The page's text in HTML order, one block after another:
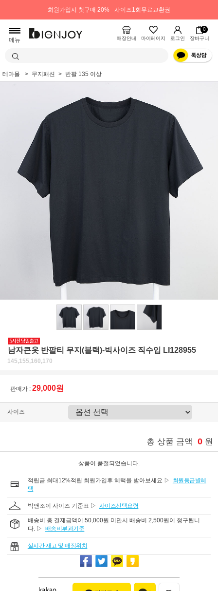
회원가입시 첫구매 20% 사이즈1회무료교환권
메뉴 매장안내 마이페이지 로그인
0
장바구니
테마몰 무지패션 반팔 135 이상
남자큰옷 반팔티 무지(블랙)-빅사이즈 직수입 LI128955
145,155,160,170
판매가 : 29,000원
사이즈
총 상품 금액 0 원
상품이 품절되었습니다.
적립금 최대12%적립 회원가입후 혜택을 받아보세요 ▷
회원등급별혜
택
빅앤조이 사이즈 기준표 ▷ 사이즈선택요령
배송비 총 결제금액이 50,000원 미만시 배송비 2,500원이 청구됩니
다. ▷ 배송비부과기준
실시간 재고 및 매장위치